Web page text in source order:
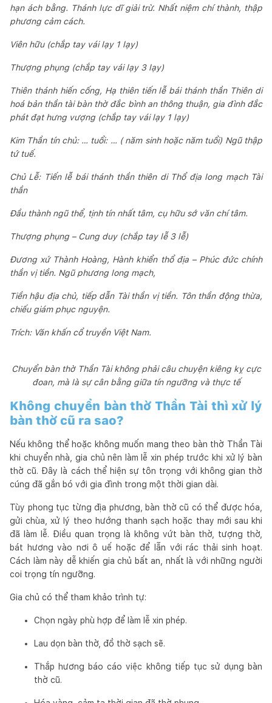
hạn ách bằng. Thánh lực dĩ giải trừ. Nhất niệm chí thành, thập
phương cảm cách.
Viên hữu (chắp tay vái lạy 1 lạy)
Thượng phụng (chắp tay vái lạy 3 lạy)
Thiên thánh hiến cống, Hạ thiên tiến lễ bái thánh thần Thiên di
hoá bản thần tài bàn thờ đắc bình an thông thuận, gia đình đắc
phát đạt hưng vượng (chắp tay vái lạy 1 lạy)
Kim Thần tín chủ: … tuổi: … ( năm sinh hoặc năm tuổi) Ngũ thập
tứ tuế.
Chủ Lễ: Tiến lễ bái thánh thần thiên di Thổ địa long mạch Tài
thần
Đầu thành ngũ thể, tịnh tín nhất tâm, cụ hữu sớ văn chí tâm.
Thượng phụng – Cung duy (chắp tay lễ 3 lễ)
Đương xứ Thành Hoàng, Hành khiển thổ địa – Phúc đức chính
thần vị tiền. Ngũ phương long mạch,
Tiền hậu địa chủ, tiếp dẫn Tài thần vị tiền. Tôn thần động thừa,
chiếu giám phục nguyện.
Trích: Văn khấn cổ truyền Việt Nam.
Chuyển bàn thờ Thần Tài không phải câu chuyện kiêng kỵ cực
đoan, mà là sự cân bằng giữa tín ngưỡng và thực tế
Không chuyển bàn thờ Thần Tài thì xử lý
bàn thờ cũ ra sao?
Nếu không thể hoặc không muốn mang theo bàn thờ Thần Tài
khi chuyển nhà, gia chủ nên làm lễ xin phép trước khi xử lý bàn
thờ cũ. Đây là cách thể hiện sự tôn trọng với không gian thờ
cúng đã gắn bó với gia đình trong một thời gian dài.
Tùy phong tục từng địa phương, bàn thờ cũ có thể được hóa,
gửi chùa, xử lý theo hướng thanh sạch hoặc thay mới sau khi
đã làm lễ. Điều quan trọng là không vứt bàn thờ, tượng thờ,
bát hương vào nơi ô uế hoặc để lẫn với rác thải sinh hoạt.
Cách làm này dễ khiến gia chủ bất an, nhất là với những người
coi trọng tín ngưỡng.
Gia chủ có thể tham khảo trình tự:
Chọn ngày phù hợp để làm lễ xin phép.
Lau dọn bàn thờ, đồ thờ sạch sẽ.
Thắp hương báo cáo việc không tiếp tục sử dụng bàn
thờ cũ.